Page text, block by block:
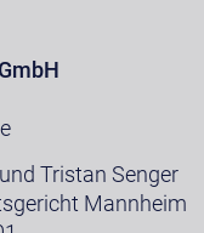
Tristan Senger
Mannheim